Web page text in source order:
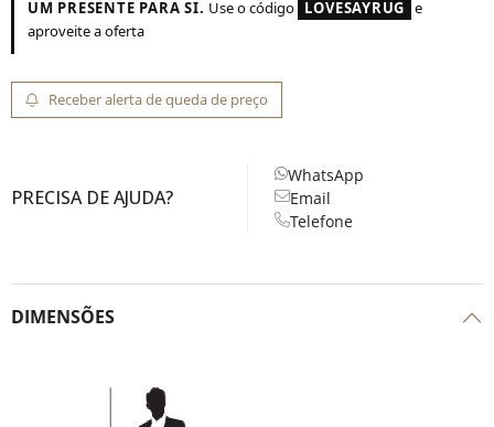
UM PRESENTE PARA SI. Use o código LOVESAYRUG e
aproveite a oferta
Receber alerta de queda de preço
PRECISA DE AJUDA?
WhatsApp
Email
Telefone
DIMENSÕES